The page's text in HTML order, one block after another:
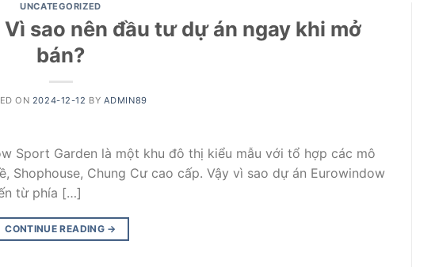
UNCATEGORIZED
sao nên đầu tư dự án ngay khi mở
bán?
ON 2024-12-12 BY ADMIN89
Sport Garden là một khu đô thị kiểu mẫu với tổ hợp các mô
Shophouse, Chung Cư cao cấp. Vậy vì sao dự án Eurowindow
từ phía […]
CONTINUE READING →